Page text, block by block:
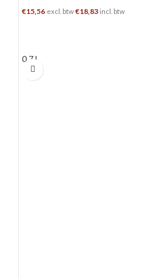
€15,56 excl. btw€18,83 incl. btw
0.7 L